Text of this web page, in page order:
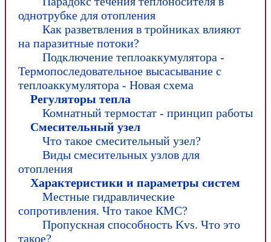
однотрубке для отопления
Как разветвления в тройниках влияют
на паразитные потоки?
Подключение теплоаккумулятора -
Термопоследовательное высасывание с
теплоаккумулятора - Новая схема
Регуляторы тепла
Комнатный термостат - принцип работы
Смесительный узел
Что такое смесительный узел?
Виды смесительных узлов для
отопления
Характеристики и параметры систем
Местные гидравлические
сопротивления. Что такое КМС?
Пропускная способность Kvs. Что это
такое?